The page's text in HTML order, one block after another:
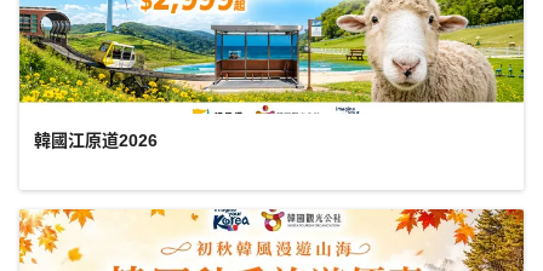
韓國江原道2026